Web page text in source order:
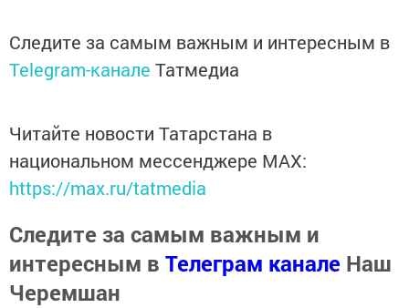
Следите за самым важным и интересным в
Telegram-канале Татмедиа
Читайте новости Татарстана в
национальном мессенджере MАХ:
https://max.ru/tatmedia
Следите за самым важным и
интересным в Телеграм канале Наш
Черемшан